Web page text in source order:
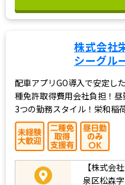
この
株式会社
シーグル
配車アプリGO導入で安定し
種免許取得費用会社負担！昼
3つの勤務スタイル！栄和稲